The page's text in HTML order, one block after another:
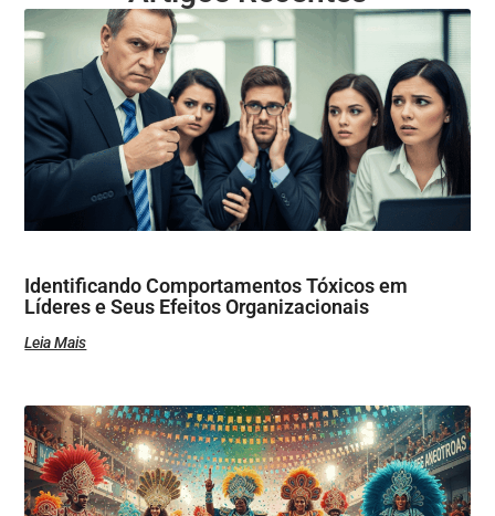
Identificando Comportamentos Tóxicos em
Líderes e Seus Efeitos Organizacionais
Leia Mais